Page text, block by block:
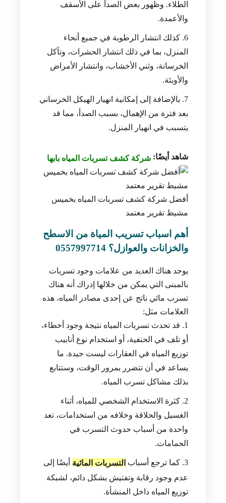
الطلاء. وظهور بعض الصدأ على الأسقف
والأعمدة.
كذلك انتشار الرطوبة في جميع أنحاء
المنزل، بما في ذلك انتشار الحشرات، وتآكل
الخرسانة، وثني الأخشاب، وانتشار الأمراض
والأوبئة.
بالإضافة إلى إمكانية انهيار الهيكل الخرساني
بعد فترة من الإهمال، بسبب الصدأ، مما قد
يتسبب في انهيار المنزل.
شاهد أيضًا: شركة كشف تسربات المياه بابها
أفضل شركة كشف تسربات المياه بخميس
مشيط تقرير معتمد
أهم اسباب تسريب المياة من الاسطح
والخزانات والعوازل؟ 0557997714
يوجد هناك العديد من علامات وجود تسربات
بالمبنى التي يمكن من خلالها إدراك أنه هناك
تسرب مائي ناتج عن إحدى مصادر المياه، هذه
العلامات مثل:
قد تحدث تسربات المياه نتيجة وجود أخطاء،
أو تلف في الحنفية، أو استخدام نوع أنابيب
توزيع المياه في العقارات ليست جيدة. ما
يساعد في أن تتضرر بمرور الوقت، وستتابع
بذلك مشاكل تسرب المياه.
كثرة الاستخدام الشخصي للمياه، أثناء
الغسيل والحلاقة وخلافه من استخدامات، تعد
واحدة من أسباب حدوث التسرب في
الحمامات.
كما ترجع أسباب التسربات المائية أيضًا إلى
عدم وجود رقابة وتفتيش بشكل دائم، لشبكة
توزيع المياه داخل المنشأة.